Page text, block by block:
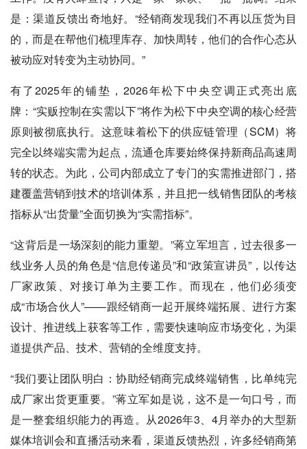
是：渠道反馈出奇地好。“经销商发现我们不再以压货为目
的，而是在帮他们梳理库存、加快周转，他们的合作心态从
被动应对转变为主动协同。”
有了2025年的铺垫，2026年松下中央空调正式亮出底
牌：“实贩控制在实需以下”将作为松下中央空调的核心经营
原则被彻底执行。这意味着松下的供应链管理（SCM）将
完全以终端实需为起点，流通仓库要始终保持新商品高速周
转的状态。为此，公司内部成立了专门的实需推进部门，搭
建覆盖营销到技术的培训体系，并且把一线销售团队的考核
指标从“出货量”全面切换为“实需指标”。
“这背后是一场深刻的能力重塑。”蒋立军坦言，过去很多一
线业务人员的角色是“信息传递员”和“政策宣讲员”，以传达
厂家政策、对接订单为主要工作。而现在，他们必须变
成“市场合伙人”——跟经销商一起开展终端拓展、进行方案
设计、推进线上获客等工作，需要快速响应市场变化，为渠
道提供产品、技术、营销的全维度支持。
“我们要让团队明白：协助经销商完成终端销售，比单纯完
成厂家出货更重要。”蒋立军如是说，这不是一句口号，而
是一整套组织能力的再造。从2026年3、4月举办的大型新
媒体培训会和直播活动来看，渠道反馈热烈，许多经销商第